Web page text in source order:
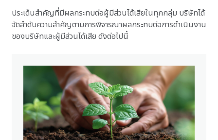
ประเด็นสำคัญที่มีผลกระทบต่อผู้มีส่วนได้เสียในทุกกลุ่ม บริษัทได้
จัดลำดับความสำคัญตามการพิจารณาผลกระทบต่อการดำเนินงาน
ของบริษัทและผู้มีส่วนได้เสีย ดังต่อไปนี้